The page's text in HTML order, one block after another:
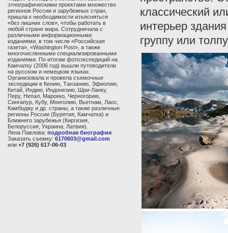
этнографическими проектами множество
регионов России и зарубежных стран,
пришла к необходимости изъясняться
«без лишних слов», чтобы работать в
любой стране мира. Сотрудничала с
различными информационными
изданиями, в том числе «Российская
газета», «Washington Post», а также
многочисленными специализированными
изданиями. По итогам фотоэкспедиций на
Камчатку (2006 год) вышли путеводители
на русском и немецком языках.
Организовала и провела съемочные
экспедиции в Кению, Танзанию, Эфиопию,
Китай, Индию, Индонезию, Шри-Ланку,
Перу, Непал, Марокко, Черногорию,
Сингапур, Кубу, Монголию, Вьетнам, Лаос,
Камбоджу и др. страны, а также различные
регионы России (Бурятия, Камчатка) и
Ближнего зарубежья (Киргизия,
Белоруссия, Украина, Латвия).
Лена Павлова: подробная биография
Заказать съемку: 6170603@gmail.com
или +7 (926) 617-06-03
классический
интерьер
группу или